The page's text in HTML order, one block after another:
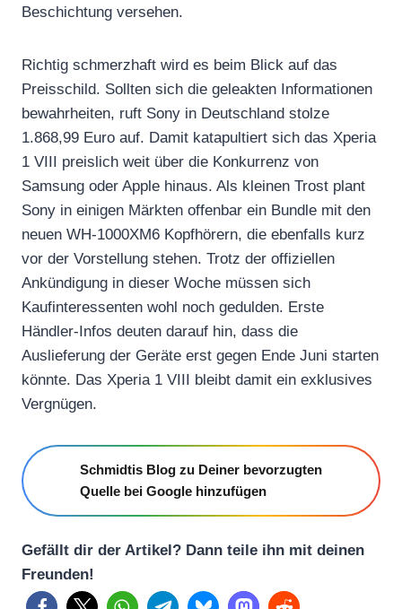
Beschichtung versehen.
Richtig schmerzhaft wird es beim Blick auf das
Preisschild. Sollten sich die geleakten Informationen
bewahrheiten, ruft Sony in Deutschland stolze
1.868,99 Euro auf. Damit katapultiert sich das Xperia
1 VIII preislich weit über die Konkurrenz von
Samsung oder Apple hinaus. Als kleinen Trost plant
Sony in einigen Märkten offenbar ein Bundle mit den
neuen WH-1000XM6 Kopfhörern, die ebenfalls kurz
vor der Vorstellung stehen. Trotz der offiziellen
Ankündigung in dieser Woche müssen sich
Kaufinteressenten wohl noch gedulden. Erste
Händler-Infos deuten darauf hin, dass die
Auslieferung der Geräte erst gegen Ende Juni starten
könnte. Das Xperia 1 VIII bleibt damit ein exklusives
Vergnügen.
Schmidtis Blog zu Deiner bevorzugten
Quelle bei Google hinzufügen
Gefällt dir der Artikel? Dann teile ihn mit deinen
Freunden!